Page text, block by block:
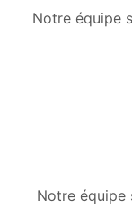
Notre équipe
Notre équipe